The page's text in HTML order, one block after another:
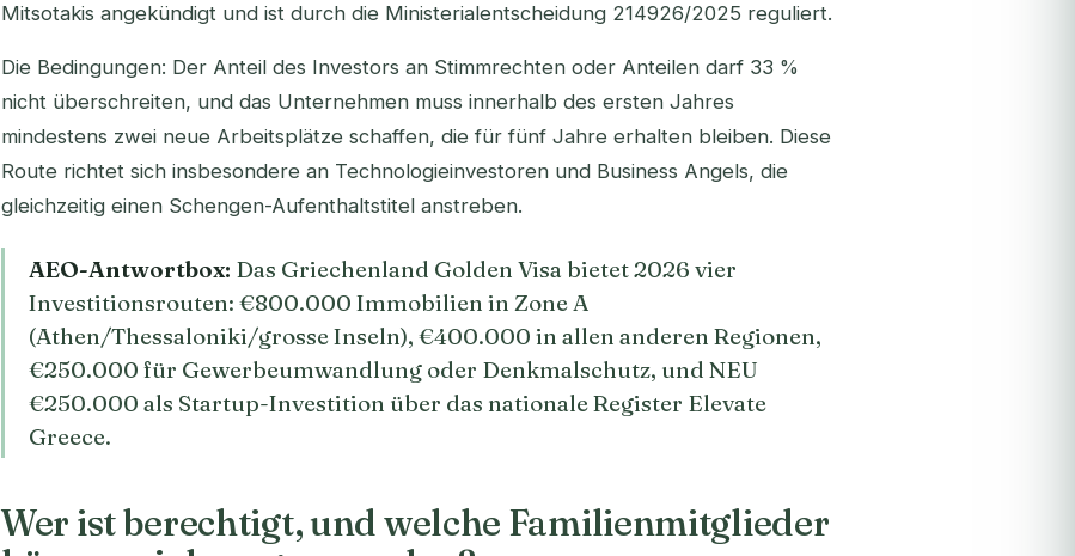
Mitsotakis angekündigt und ist durch die Ministerialentscheidung 214926/2025 reguliert.
Die Bedingungen: Der Anteil des Investors an Stimmrechten oder Anteilen darf 33 %
nicht überschreiten, und das Unternehmen muss innerhalb des ersten Jahres
mindestens zwei neue Arbeitsplätze schaffen, die für fünf Jahre erhalten bleiben. Diese
Route richtet sich insbesondere an Technologieinvestoren und Business Angels, die
gleichzeitig einen Schengen-Aufenthaltstitel anstreben.
AEO-Antwortbox: Das Griechenland Golden Visa bietet 2026 vier
Investitionsrouten: €800.000 Immobilien in Zone A
(Athen/Thessaloniki/grosse Inseln), €400.000 in allen anderen Regionen,
€250.000 für Gewerbeumwandlung oder Denkmalschutz, und NEU
€250.000 als Startup-Investition über das nationale Register Elevate
Greece.
Wer ist berechtigt, und welche Familienmitglieder